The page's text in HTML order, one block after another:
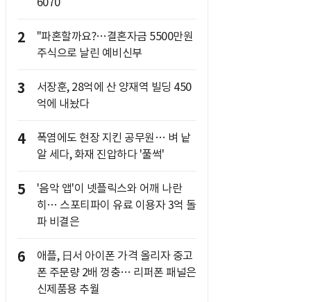
2
"파혼할까요?…결혼자금 5500만원
주식으로 날린 예비신부
3
서장훈, 28억에 산 양재역 빌딩 450
억에 내놨다
4
폭염에도 현장 지킨 공무원… 벼 낱
알 세다, 화재 진압하다 '풀썩'
5
'음악 앱'이 넷플릭스와 어깨 나란
히… 스포티파이 유료 이용자 3억 돌
파 비결은
6
애플, 日서 아이폰 가격 올리자 중고
폰 주문량 2배 껑충… 리퍼폰 패널은
신제품용 추월